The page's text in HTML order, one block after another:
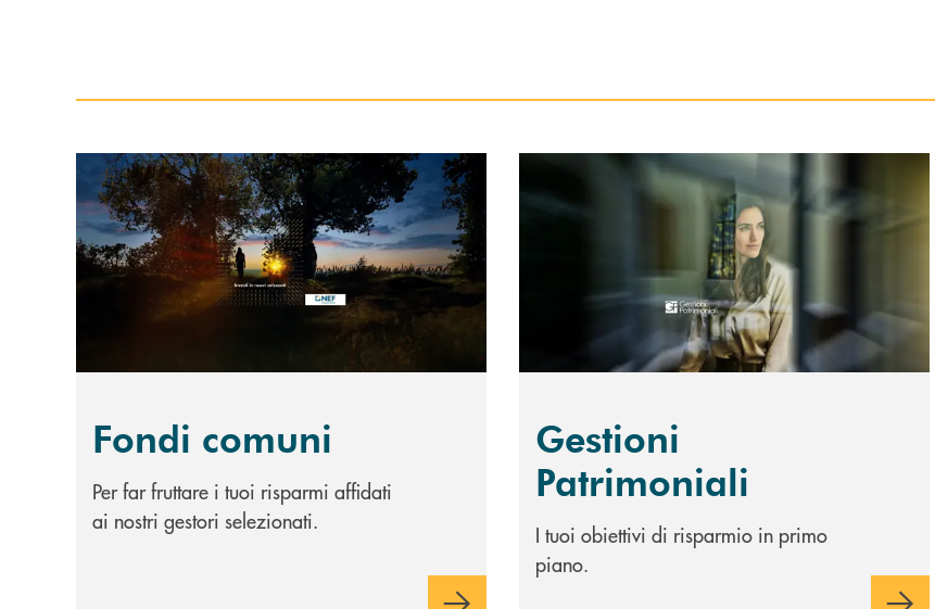
Scopri di più Fondi comuni
Fondi comuni
Per far fruttare i tuoi risparmi affidati
ai nostri gestori selezionati.
Scopri di più Gestioni Patrimoniali
Gestioni
Patrimoniali
I tuoi obiettivi di risparmio in primo
piano.